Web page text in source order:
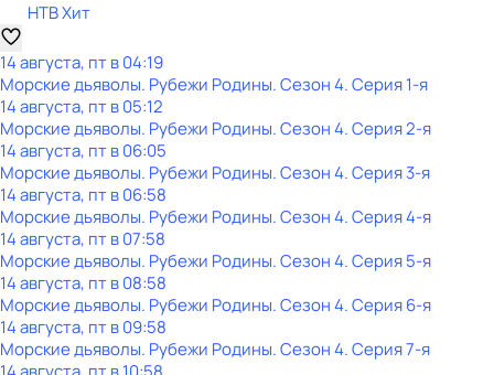
НТВ Хит
14 августа, пт в 04:19
Морские дьяволы. Рубежи Родины. Сезон 4. Серия 1-я
14 августа, пт в 05:12
Морские дьяволы. Рубежи Родины. Сезон 4. Серия 2-я
14 августа, пт в 06:05
Морские дьяволы. Рубежи Родины. Сезон 4. Серия 3-я
14 августа, пт в 06:58
Морские дьяволы. Рубежи Родины. Сезон 4. Серия 4-я
14 августа, пт в 07:58
Морские дьяволы. Рубежи Родины. Сезон 4. Серия 5-я
14 августа, пт в 08:58
Морские дьяволы. Рубежи Родины. Сезон 4. Серия 6-я
14 августа, пт в 09:58
Морские дьяволы. Рубежи Родины. Сезон 4. Серия 7-я